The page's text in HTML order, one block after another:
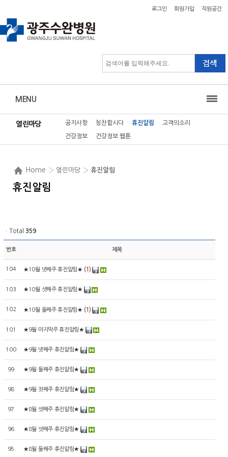
로그인 회원가입 직원공간
MENU
열린마당 공지사항 칭찬합시다 휴진알림 고객의소리
건강정보 건강정보 웹툰
Home › 열린마당 › 휴진알림
휴진알림
ㆍTotal 359
번호 제목
104 ★10월 넷째주 휴진알림★ (1)
103 ★10월 셋째주 휴진알림★
102 ★10월 둘째주 휴진알림★ (1)
101 ★9월 마지막주 휴진알림★
100 ★9월 넷째주 휴진알림★
99 ★9월 둘째주 휴진알림★
98 ★9월 첫째주 휴진알림★
97 ★8월 셋째주 휴진알림★
96 ★8월 셋째주 휴진알림★
95 ★8월 둘째주 휴진알림★